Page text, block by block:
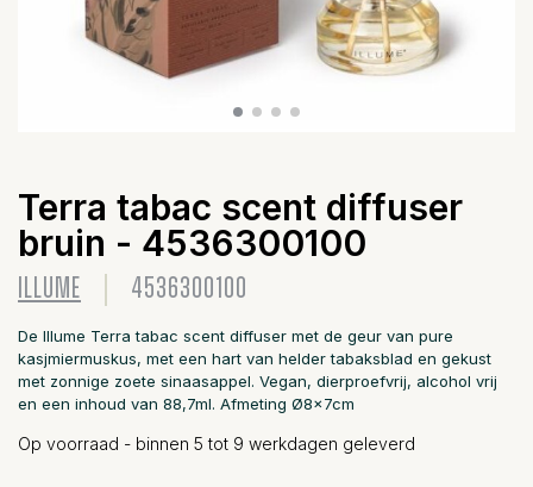
Terra tabac scent diffuser
bruin - 4536300100
ILLUME 4536300100
De Illume Terra tabac scent diffuser met de geur van pure
kasjmiermuskus, met een hart van helder tabaksblad en gekust
met zonnige zoete sinaasappel. Vegan, dierproefvrij, alcohol vrij
en een inhoud van 88,7ml. Afmeting Ø8x7cm
Op voorraad - binnen 5 tot 9 werkdagen geleverd